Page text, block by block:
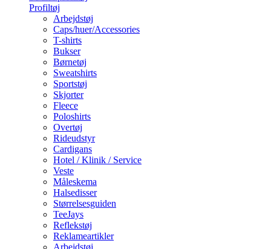
Profiltøj
Arbejdstøj
Caps/huer/Accessories
T-shirts
Bukser
Børnetøj
Sweatshirts
Sportstøj
Skjorter
Fleece
Poloshirts
Overtøj
Rideudstyr
Cardigans
Hotel / Klinik / Service
Veste
Måleskema
Halsedisser
Størrelsesguiden
TeeJays
Reflekstøj
Reklameartikler
Arbejdstøj